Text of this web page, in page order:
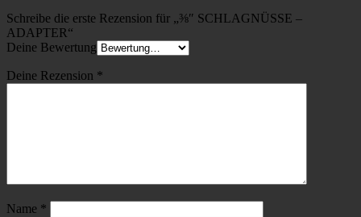
Schreibe die erste Rezension für „⅜″ SCHLAGNÜSSE –
ADAPTER“
Deine Bewertung
Deine Rezension *
Name *